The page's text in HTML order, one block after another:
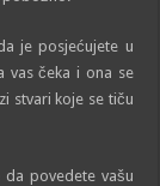
je posjećujete u
vas čeka i ona se
stvari koje se tiču
povedete vašu